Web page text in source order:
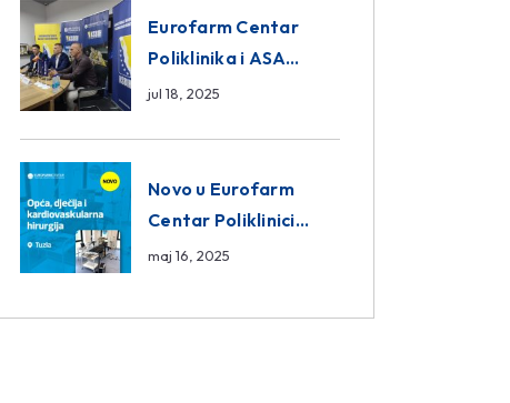
Eurofarm Centar
Poliklinika i ASA
CENTRAL osiguranje
BiH
jul 18, 2025
Novo u Eurofarm
Centar Poliklinici
Tuzla – opća, dječija i
hirurgija
maj 16, 2025